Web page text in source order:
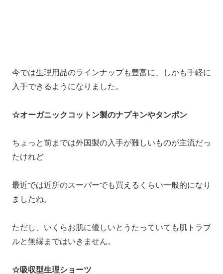
今では生理用品のラインナップも豊富に、しかも手軽に
入手できるようになりました。
☆オーガニックコットン製のナプキンやタンポン
ちょっと前までは外国製の入手が難しいものが主流だっ
たけれど
最近では近所のスーパーでも買えるくらい一般的になり
ましたね。
ただし、いくらお肌に優しいとうたっていても肌トラブ
ルと無縁まではいきません。
☆吸収型生理ショーツ